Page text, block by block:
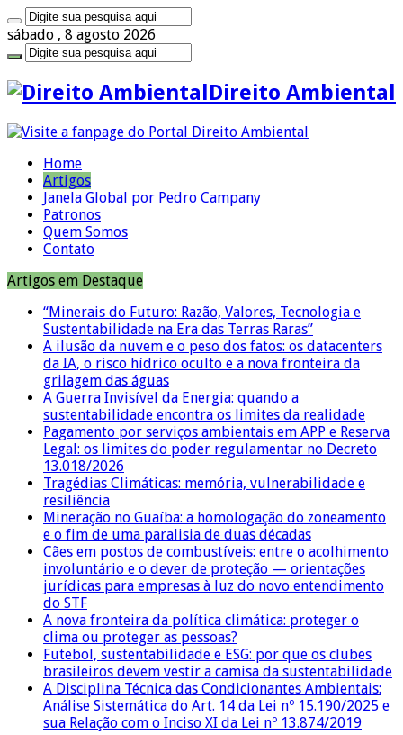
sábado , 8 agosto 2026
Direito Ambiental
Home
Artigos
Janela Global por Pedro Campany
Patronos
Quem Somos
Contato
Artigos em Destaque
“Minerais do Futuro: Razão, Valores, Tecnologia e
Sustentabilidade na Era das Terras Raras”
A ilusão da nuvem e o peso dos fatos: os datacenters
da IA, o risco hídrico oculto e a nova fronteira da
grilagem das águas
A Guerra Invisível da Energia: quando a
sustentabilidade encontra os limites da realidade
Pagamento por serviços ambientais em APP e Reserva
Legal: os limites do poder regulamentar no Decreto
13.018/2026
Tragédias Climáticas: memória, vulnerabilidade e
resiliência
Mineração no Guaíba: a homologação do zoneamento
e o fim de uma paralisia de duas décadas
Cães em postos de combustíveis: entre o acolhimento
involuntário e o dever de proteção — orientações
jurídicas para empresas à luz do novo entendimento
do STF
A nova fronteira da política climática: proteger o
clima ou proteger as pessoas?
Futebol, sustentabilidade e ESG: por que os clubes
brasileiros devem vestir a camisa da sustentabilidade
A Disciplina Técnica das Condicionantes Ambientais:
Análise Sistemática do Art. 14 da Lei nº 15.190/2025 e
sua Relação com o Inciso XI da Lei nº 13.874/2019